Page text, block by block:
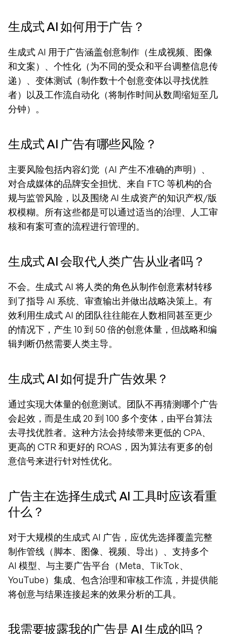
生成式 AI 如何用于广告？
生成式 AI 用于广告涵盖创意制作（生成视频、图像
和文案）、个性化（为不同的受众和平台调整信息传
递）、变体测试（制作数十个创意变体以寻找优胜
者）以及工作流自动化（将制作时间从数周缩短至几
分钟）。
生成式 AI 广告有哪些风险？
主要风险包括内容幻觉（AI 产生不准确的声明）、
对合成媒体的品牌安全担忧、来自 FTC 等机构的合
规与监管风险，以及围绕 AI 生成资产的知识产权/版
权模糊。所有这些都是可以通过适当的治理、人工审
核和有案可查的流程进行管理的。
生成式 AI 会取代人类广告从业者吗？
不会。生成式 AI 将人类的角色从制作创意素材转移
到了指导 AI 系统、审查输出并做出战略决策上。有
效利用生成式 AI 的团队往往能在人数相同甚至更少
的情况下，产生 10 到 50 倍的创意体量，但战略和编
辑判断仍然需要人类主导。
生成式 AI 如何提升广告效果？
通过实现大体量的创意测试。团队不再猜测哪个广告
会起效，而是生成 20 到 100 多个变体，由平台算法
去寻找优胜者。这种方法会持续带来更低的 CPA、
更高的 CTR 和更好的 ROAS，因为算法有更多的创
意信号来进行针对性优化。
广告主在选择生成式 AI 工具时应该看重
什么？
对于大规模的生成式 AI 广告，应优先选择覆盖完整
制作管线（脚本、图像、视频、导出）、支持多个
AI 模型、与主要广告平台（Meta、TikTok、
YouTube）集成、包含治理和审核工作流，并提供能
将创意与结果连接起来的效果分析的工具。
我需要披露我的广告是 AI 生成的吗？